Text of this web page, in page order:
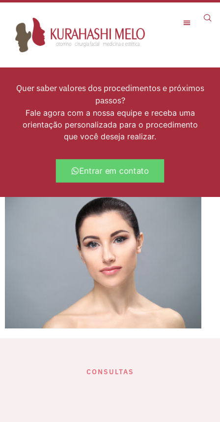
Quer saber valores dos procedimentos e próximos
passos?
Fale agora com a nossa equipe e receba uma
orientação personalizada para o procedimento
que você deseja realizar.
Entrar em contato
CONSULTAS